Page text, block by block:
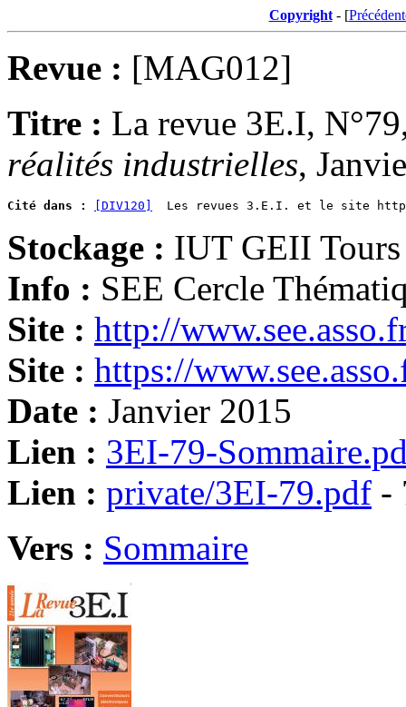
Copyright- [
Revue : [MAG012]
Titre : La revue 3E.I,
réalités industrielles,
Cité dans : [DIV120]
Stockage : IUT GEII Tours
Info : SEE Cercle
Site : http://
Site : https://
Date : Janvier 2015
Lien : 3EI-79-
Lien : private/3EI-79.pdf -
Vers : Sommaire